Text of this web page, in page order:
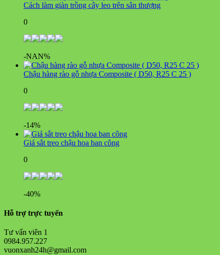
Cách làm giàn trồng cây leo trên sân thượng
0
-NAN%
Chậu hàng rào gỗ nhựa Composite ( D50, R25 C 25 )
0
-14%
Giá sắt treo chậu hoa ban công
0
-40%
Hỗ trợ trực tuyến
Tư vấn viên 1
0984.957.227
vuonxanh24h@gmail.com